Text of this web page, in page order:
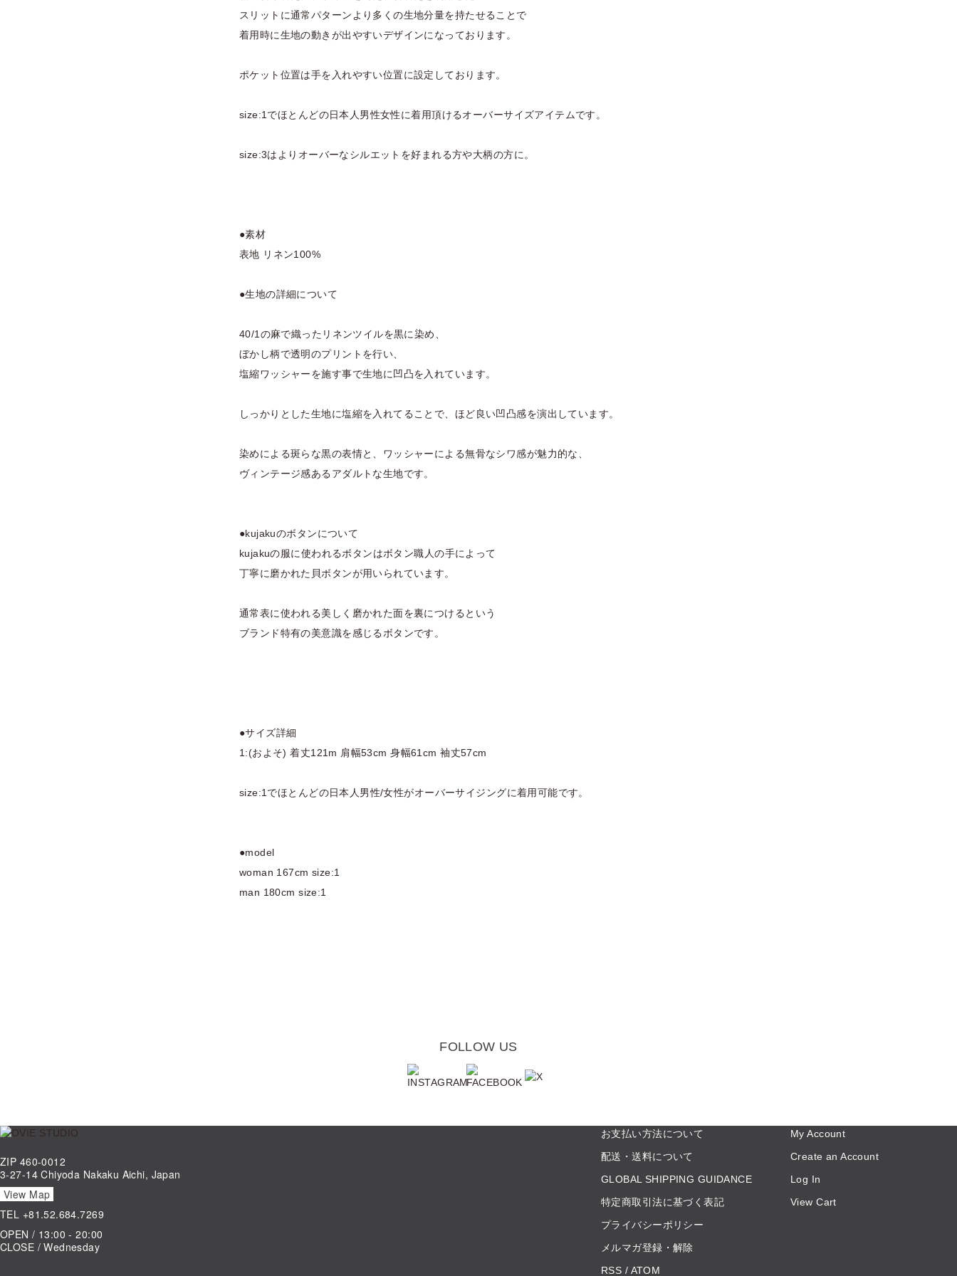
スリットに通常パターンより多くの生地分量を持たせることで
着用時に生地の動きが出やすいデザインになっております。
ポケット位置は手を入れやすい位置に設定しております。
size:1でほとんどの日本人男性女性に着用頂けるオーバーサイズアイテムです。
size:3はよりオーバーなシルエットを好まれる方や大柄の方に。
●素材
表地 リネン100%
●生地の詳細について
40/1の麻で織ったリネンツイルを黒に染め、
ぼかし柄で透明のプリントを行い、
塩縮ワッシャーを施す事で生地に凹凸を入れています。
しっかりとした生地に塩縮を入れてることで、ほど良い凹凸感を演出しています。
染めによる斑らな黒の表情と、ワッシャーによる無骨なシワ感が魅力的な、
ヴィンテージ感あるアダルトな生地です。
●kujakuのボタンについて
kujakuの服に使われるボタンはボタン職人の手によって
丁寧に磨かれた貝ボタンが用いられています。
通常表に使われる美しく磨かれた面を裏につけるという
ブランド特有の美意識を感じるボタンです。
●サイズ詳細
1:(およそ) 着丈121m 肩幅53cm 身幅61cm 袖丈57cm
size:1でほとんどの日本人男性/女性がオーバーサイジングに着用可能です。
●model
woman 167cm size:1
man 180cm size:1
FOLLOW US
ZIP 460-0012
3-27-14 Chiyoda Nakaku Aichi, Japan
View Map
TEL +81.52.684.7269
OPEN / 13:00 - 20:00
CLOSE / Wednesday
お支払い方法について
配送・送料について
GLOBAL SHIPPING GUIDANCE
特定商取引法に基づく表記
プライバシーポリシー
メルマガ登録・解除
RSS / ATOM
My Account
Create an Account
Log In
View Cart